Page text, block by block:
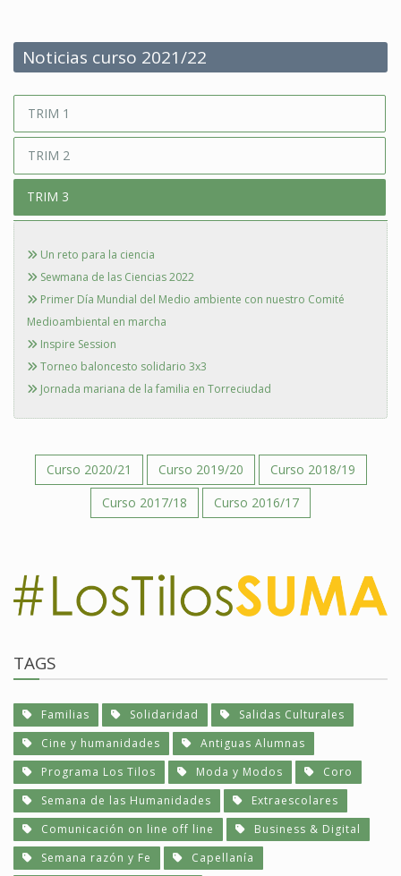
Noticias curso 2021/22
TRIM 1
TRIM 2
TRIM 3
Un reto para la ciencia
Sewmana de las Ciencias 2022
Primer Día Mundial del Medio ambiente con nuestro Comité
Medioambiental en marcha
Inspire Session
Torneo baloncesto solidario 3x3
Jornada mariana de la familia en Torreciudad
Curso 2020/21 Curso 2019/20
Curso 2018/19
Curso 2017/18
Curso 2016/17
TAGS
Familias Solidaridad
Salidas Culturales
Cine y humanidades
Antiguas Alumnas
Programa Los Tilos
Moda y Modos
Coro
Semana de las Humanidades
Extraescolares
Comunicación on line off line
Business & Digital
Semana razón y Fe
Capellanía